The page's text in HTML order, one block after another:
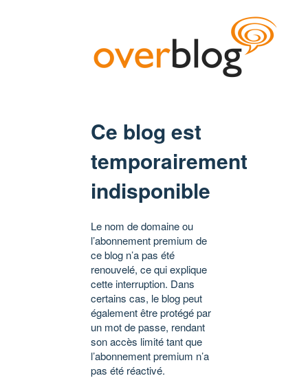
Ce blog est
temporairement
indisponible
Le nom de domaine ou
l’abonnement premium de
ce blog n’a pas été
renouvelé, ce qui explique
cette interruption. Dans
certains cas, le blog peut
également être protégé par
un mot de passe, rendant
son accès limité tant que
l’abonnement premium n’a
pas été réactivé.